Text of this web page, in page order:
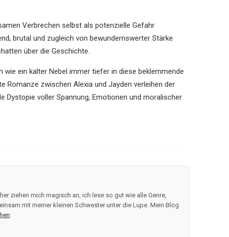
Verbrechen selbst als potenzielle Gefahr
brutal und zugleich von bewundernswerter Stärke
über die Geschichte.
ein kalter Nebel immer tiefer in diese beklemmende
Romanze zwischen Alexia und Jayden verleihen der
Dystopie voller Spannung, Emotionen und moralischer
ziehen mich magisch an, ich lese so gut wie alle Genre,
mit meiner kleinen Schwester unter die Lupe. Mein Blog
.